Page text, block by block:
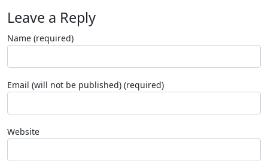
Leave a Reply
Name (required)
Email (will not be published) (required)
Website